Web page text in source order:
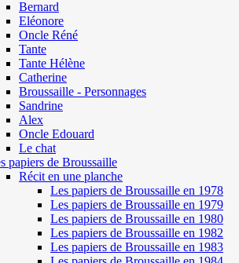
Bernard
Eléonore
Oncle Réné
Tante
Tante Hélène
Catherine
Broussaille - Personnages
Sandrine
Alex
Oncle Edouard
Le chat
papiers de Broussaille
Récit en une planche
Les papiers de Broussaille en 1978
Les papiers de Broussaille en 1979
Les papiers de Broussaille en 1980
Les papiers de Broussaille en 1982
Les papiers de Broussaille en 1983